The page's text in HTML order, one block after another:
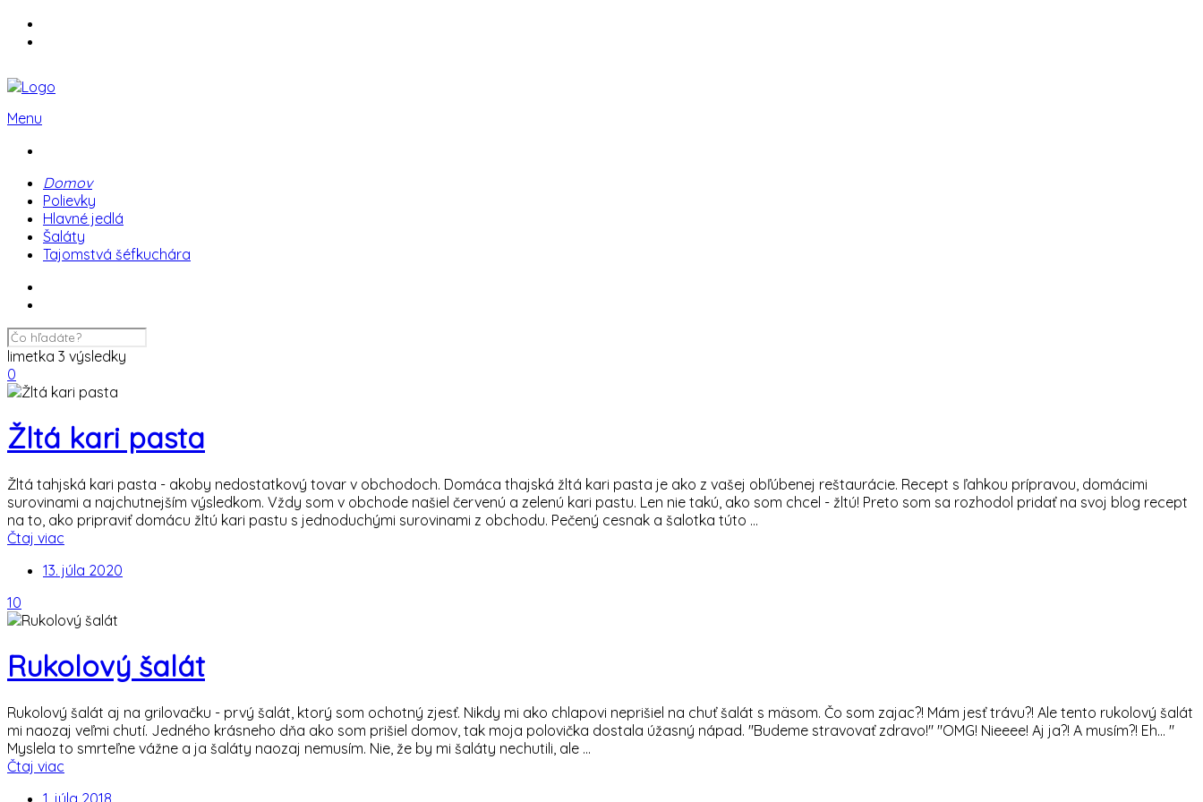
Menu
Domov
Polievky
Hlavné jedlá
Šaláty
Tajomstvá šéfkuchára
limetka 3 výsledky
0
Žltá kari pasta
Žltá tahjská kari pasta - akoby nedostatkový tovar v obchodoch. Domáca thajská žltá kari pasta je ako z vašej obľúbenej reštaurácie. Recept s ľahkou prípravou, domácimi
surovinami a najchutnejším výsledkom. Vždy som v obchode našiel červenú a zelenú kari pastu. Len nie takú, ako som chcel - žltú! Preto som sa rozhodol pridať na svoj blog recept
na to, ako pripraviť domácu žltú kari pastu s jednoduchými surovinami z obchodu. Pečený cesnak a šalotka túto ...
Čtaj viac
13. júla 2020
10
Rukolový šalát
Rukolový šalát aj na grilovačku - prvý šalát, ktorý som ochotný zjesť. Nikdy mi ako chlapovi neprišiel na chuť šalát s mäsom. Čo som zajac?! Mám jesť trávu?! Ale tento rukolový šalát
mi naozaj veľmi chutí. Jedného krásneho dňa ako som prišiel domov, tak moja polovička dostala úžasný nápad. "Budeme stravovať zdravo!" "OMG! Nieeee! Aj ja?! A musím?! Eh... "
Myslela to smrteľne vážne a ja šaláty naozaj nemusím. Nie, že by mi šaláty nechutili, ale ...
Čtaj viac
1. júla 2018